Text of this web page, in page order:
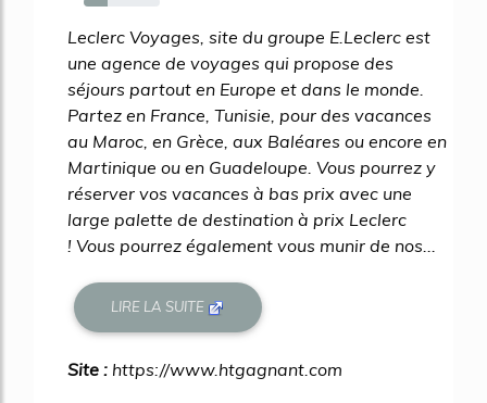
32%
Leclerc Voyages, site du groupe E.Leclerc est
une agence de voyages qui propose des
séjours partout en Europe et dans le monde.
Partez en France, Tunisie, pour des vacances
au Maroc, en Grèce, aux Baléares ou encore en
Martinique ou en Guadeloupe. Vous pourrez y
réserver vos vacances à bas prix avec une
large palette de destination à prix Leclerc
! Vous pourrez également vous munir de nos...
LIRE LA SUITE
Site : https://www.htgagnant.com